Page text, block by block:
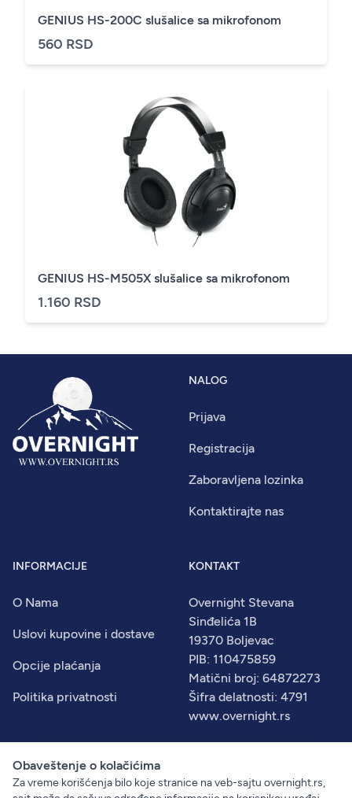
GENIUS HS-200C slušalice sa mikrofonom
560 RSD
GENIUS HS-M505X slušalice sa mikrofonom
1.160 RSD
NALOG
Prijava
Registracija
Zaboravljena lozinka
Kontaktirajte nas
INFORMACIJE
O Nama
Uslovi kupovine i dostave
Opcije plaćanja
Politika privatnosti
KONTAKT
Overnight Stevana
Sinđelića 1B
19370 Boljevac
PIB: 110475859
Matični broj: 64872273
Šifra delatnosti: 4791
www.overnight.rs
© 2026Overnight. Sva prava zadržana.
Obaveštenje o kolačićima
Za vreme korišćenja bilo koje stranice na veb-sajtu overnight.rs,